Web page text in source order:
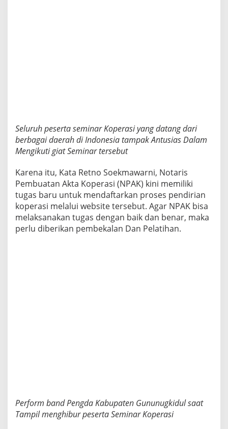
Seluruh peserta seminar Koperasi yang datang dari
berbagai daerah di Indonesia tampak Antusias Dalam
Mengikuti giat Seminar tersebut
Karena itu, Kata Retno Soekmawarni, Notaris
Pembuatan Akta Koperasi (NPAK) kini memiliki
tugas baru untuk mendaftarkan proses pendirian
koperasi melalui website tersebut. Agar NPAK bisa
melaksanakan tugas dengan baik dan benar, maka
perlu diberikan pembekalan Dan Pelatihan.
Perform band Pengda Kabupaten Gununugkidul saat
Tampil menghibur peserta Seminar Koperasi